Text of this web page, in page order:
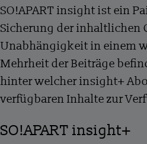
SO!APART insight ist ein
Sicherung der inhaltlichen
Unabhängigkeit in einem
Mehrheit der Beiträge
hinter welcher insight+
verfügbaren Inhalte zur
SO!APART insight+